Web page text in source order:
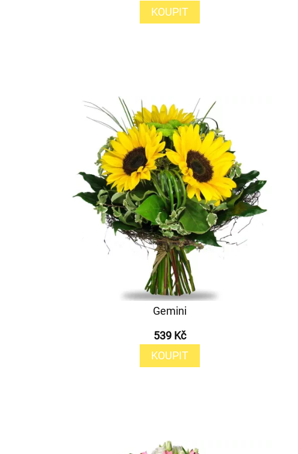
KOUPIT
Gemini
539 Kč
KOUPIT